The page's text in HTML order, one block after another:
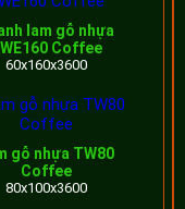
lam giả gỗ
trang trí giả gỗ
ngoài trời
lam gỗ nhựa
Coffee
60x160x3600
gỗ nhựa TW80
Coffee
80x100x3600